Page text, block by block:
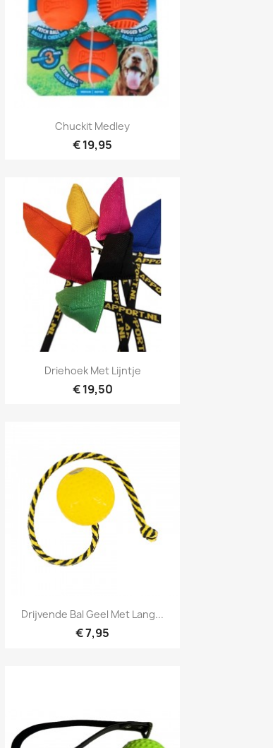
Snel bekijken
Chuckit Medley
€ 19,95
Snel bekijken
Driehoek Met Lijntje
€ 19,50
Snel bekijken
Drijvende Bal Geel Met Lang...
€ 7,95